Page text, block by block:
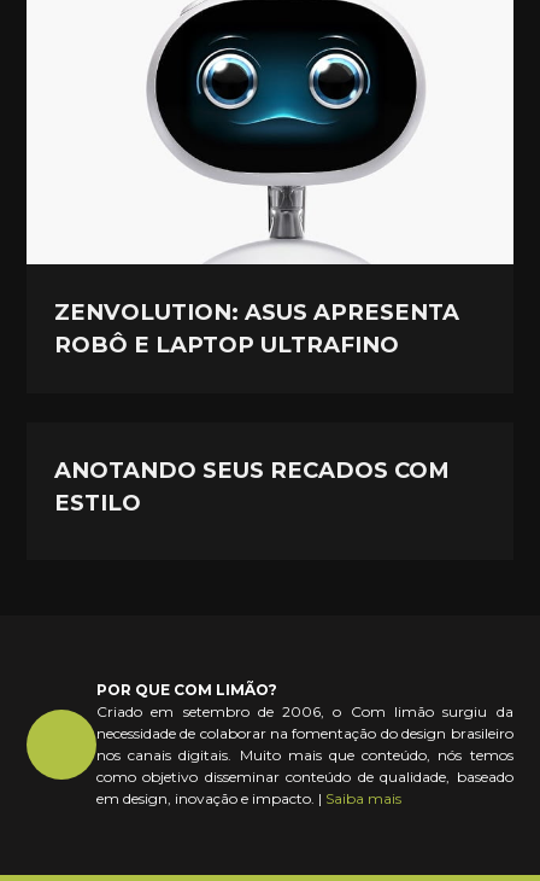
ZENVOLUTION: ASUS APRESENTA
ROBÔ E LAPTOP ULTRAFINO
ANOTANDO SEUS RECADOS COM
ESTILO
POR QUE COM LIMÃO?
Criado em setembro de 2006, o Com limão surgiu da
necessidade de colaborar na fomentação do design brasileiro
nos canais digitais. Muito mais que conteúdo, nós temos
como objetivo disseminar conteúdo de qualidade, baseado
em design, inovação e impacto. | Saiba mais